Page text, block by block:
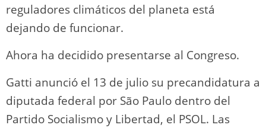
reguladores climáticos del planeta está
dejando de funcionar.
Ahora ha decidido presentarse al Congreso.
Gatti anunció el 13 de julio su precandidatura a
diputada federal por São Paulo dentro del
Partido Socialismo y Libertad, el PSOL. Las